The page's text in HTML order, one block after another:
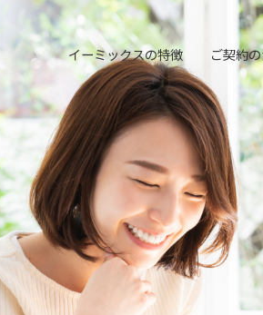
イーミックスの特徴 ご契約